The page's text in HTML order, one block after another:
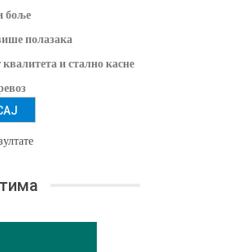
боље
полазака
и стално касне